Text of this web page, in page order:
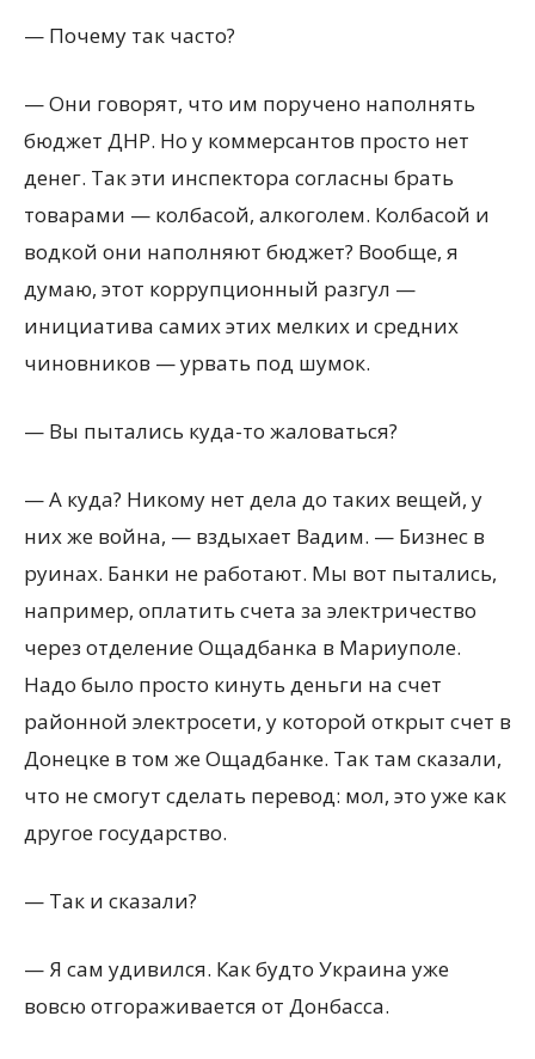
— Почему так часто?
— Они говорят, что им поручено наполнять
бюджет ДНР. Но у коммерсантов просто нет
денег. Так эти инспектора согласны брать
товарами — колбасой, алкоголем. Колбасой и
водкой они наполняют бюджет? Вообще, я
думаю, этот коррупционный разгул —
инициатива самих этих мелких и средних
чиновников — урвать под шумок.
— Вы пытались куда-то жаловаться?
— А куда? Никому нет дела до таких вещей, у
них же война, — вздыхает Вадим. — Бизнес в
руинах. Банки не работают. Мы вот пытались,
например, оплатить счета за электричество
через отделение Ощадбанка в Мариуполе.
Надо было просто кинуть деньги на счет
районной электросети, у которой открыт счет в
Донецке в том же Ощадбанке. Так там сказали,
что не смогут сделать перевод: мол, это уже как
другое государство.
— Так и сказали?
— Я сам удивился. Как будто Украина уже
вовсю отгораживается от Донбасса.